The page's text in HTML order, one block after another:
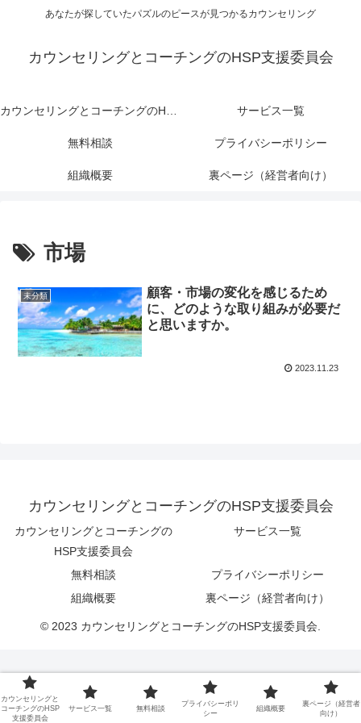
あなたが探していたパズルのピースが見つかるカウンセリング
カウンセリングとコーチングのHSP支援委員会
カウンセリングとコーチングのHSP支援委員会 サービス一覧
無料相談 プライバシーポリシー
組織概要 裏ページ（経営者向け）
市場
未分類
顧客・市場の変化を感じるため
に、どのような取り組みが必要だ
と思いますか。
2023.11.23
カウンセリングとコーチングのHSP支援委員会
カウンセリングとコーチングの
HSP支援委員会
サービス一覧
無料相談
プライバシーポリシー
組織概要
裏ページ（経営者向け）
© 2023 カウンセリングとコーチングのHSP支援委員会.
カウンセリングと
コーチングのHSP
支援委員会
サービス一覧 無料相談
プライバシーポリ
シー
組織概要
裏ページ（経営者
向け）